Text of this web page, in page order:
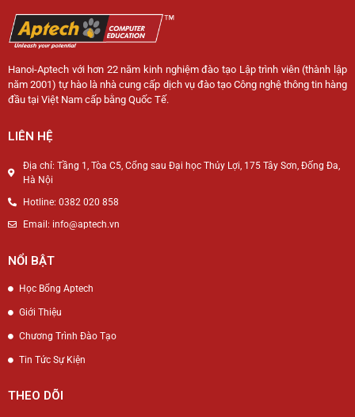
Hanoi-Aptech với hơn 22 năm kinh nghiệm đào tạo Lập trình viên (thành lập
năm 2001) tự hào là nhà cung cấp dịch vụ đào tạo Công nghệ thông tin hàng
đầu tại Việt Nam cấp bằng Quốc Tế.
LIÊN HỆ
Địa chỉ: Tầng 1, Tòa C5, Cổng sau Đại học Thủy Lợi, 175 Tây Sơn, Đống Đa,
Hà Nội
Hotline: 0382 020 858
Email: info@aptech.vn
NỔI BẬT
Học Bổng Aptech
Giới Thiệu
Chương Trình Đào Tạo
Tin Tức Sự Kiện
THEO DÕI